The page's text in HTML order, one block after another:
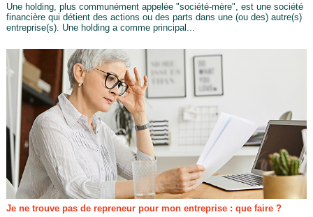
Une holding, plus communément appelée "société-mère", est une société
financière qui détient des actions ou des parts dans une (ou des) autre(s)
entreprise(s). Une holding a comme principal...
Je ne trouve pas de repreneur pour mon entreprise : que faire ?